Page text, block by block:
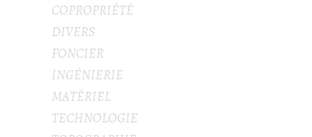
COPROPRIÉTÉ
DIVERS
FONCIER
INGÉNIERIE
MATÉRIEL
TECHNOLOGIE